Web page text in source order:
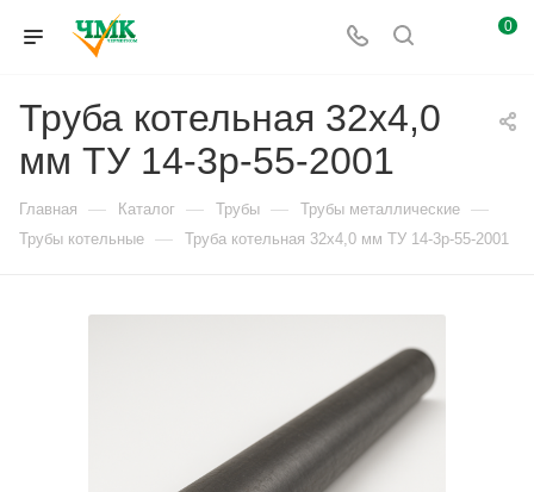
0
Труба котельная 32х4,0
мм ТУ 14-3р-55-2001
Главная — Каталог — Трубы — Трубы металлические —
Трубы котельные — Труба котельная 32х4,0 мм ТУ 14-3р-55-2001